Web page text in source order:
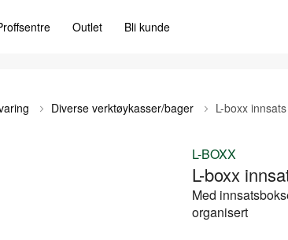
Outlet Bli kunde
Diverse verktøykasser/bager L-boxx
L-BOXX
L-boxx
Med
organisert